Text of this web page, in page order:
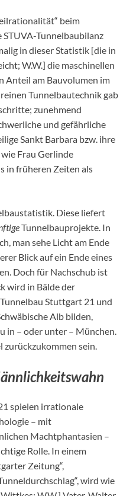
beim
STUVA-Tunnelbaubilanz
in dieser Statistik [die in
W.W.] die maschinellen
Anteil am Bauvolumen im
Tunnelbautechnik gab
zunehmend
und gefährliche
Sankt Barbara bzw. ihre
Frau Gerlinde
in früheren Zeiten als
Diese liefert
Tunnelbauprojekte. In
man sehe Licht am Ende
Blick auf ein Ende eines
Doch für Nachschub ist
wird in Bälde der
Stuttgart 21 und
Alb bilden,
in – oder unter – München.
zurückzukommen sein.
spielen irrationale
– mit
Machtphantasien –
Rolle. In einem
Zeitung“,
wird wie